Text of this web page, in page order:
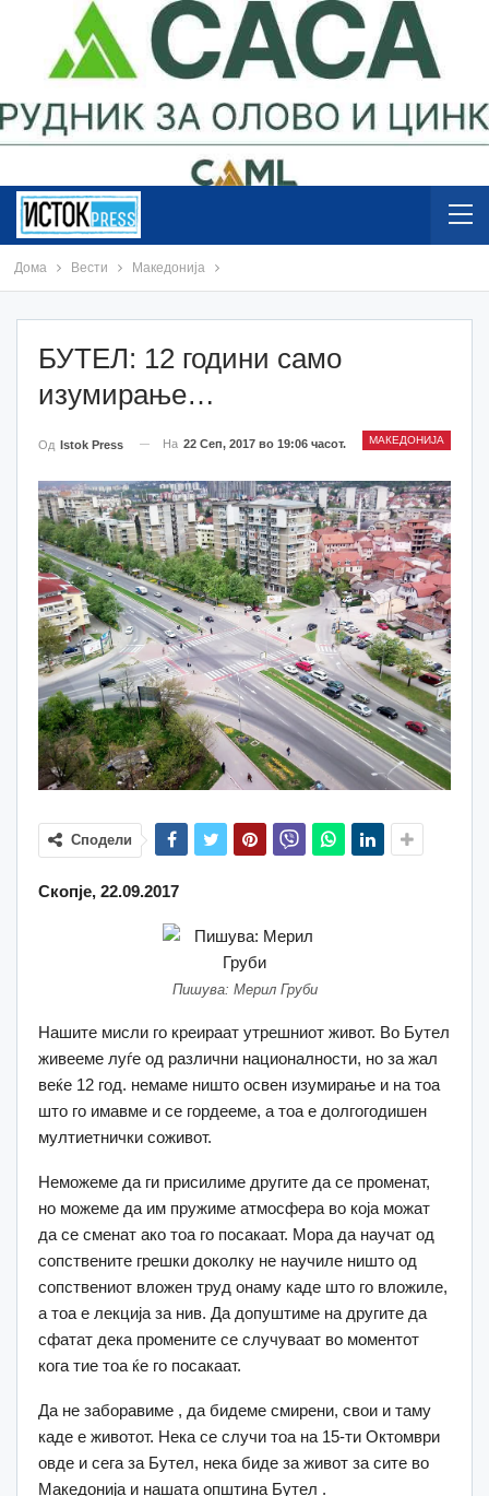
Дома Вести Македонија
БУТЕЛ: 12 години само
изумирање…
МАКЕДОНИЈА
Од Istok Press На 22 Сеп, 2017 во 19:06 часот.
Сподели
Скопје, 22.09.2017
Пишува: Мерил Груби
Нашите мисли го креираат утрешниот живот. Во Бутел
живееме луѓе од различни националности, но за жал
веќе 12 год. немаме ништо освен изумирање и на тоа
што го имавме и се гордееме, а тоа е долгогодишен
мултиетнички соживот.
Неможеме да ги присилиме другите да се променат,
но можеме да им пружиме атмосфера во која можат
да се сменат ако тоа го посакаат. Мора да научат од
сопствените грешки доколку не научиле ништо од
сопствениот вложен труд онаму каде што го вложиле,
а тоа е лекција за нив. Да допуштиме на другите да
сфатат дека промените се случуваат во моментот
кога тие тоа ќе го посакаат.
Да не заборавиме , да бидеме смирени, свои и таму
каде е животот. Нека се случи тоа на 15-ти Октомври
овде и сега за Бутел, нека биде за живот за сите во
Македонија и нашата општина Бутел .